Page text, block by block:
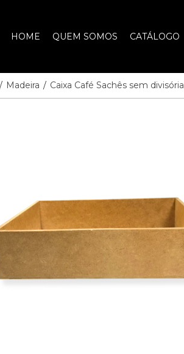
HOME QUEM SOMOS CATÁLOGO
/ Madeira / Caixa Café Sachês sem divisória